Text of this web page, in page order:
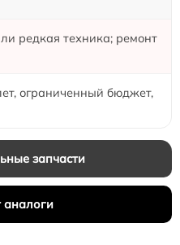
редкая техника; ремонт
ограниченный бюджет,
запчасти
аналоги